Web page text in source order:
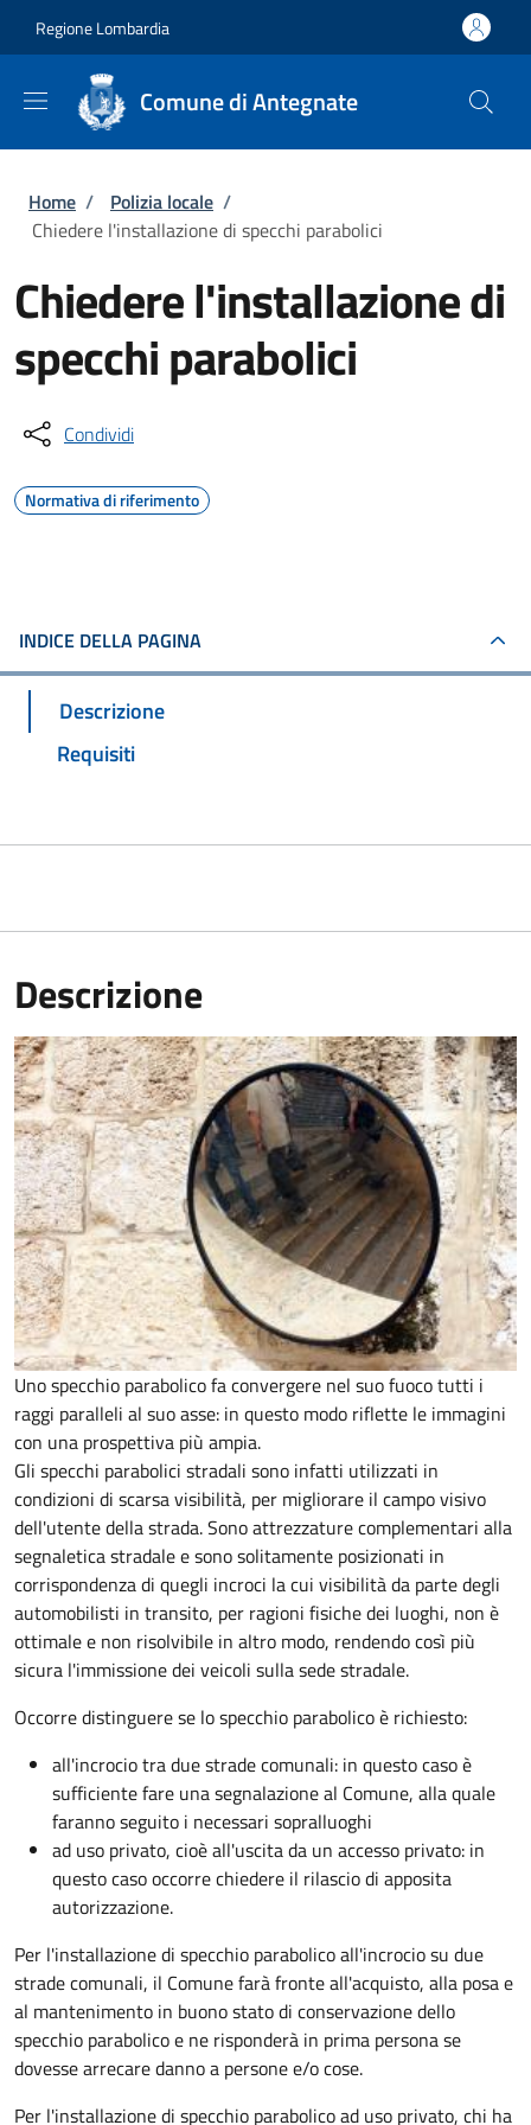
Regione Lombardia
Comune di Antegnate
Briciole di pane
Home / Polizia locale /
Chiedere l'installazione di specchi parabolici
Chiedere l'installazione di
specchi parabolici
Condividi
Normativa di riferimento
INDICE DELLA PAGINA
Descrizione
Requisiti
Descrizione
Uno specchio parabolico fa convergere nel suo fuoco tutti i
raggi paralleli al suo asse: in questo modo riflette le immagini
con una prospettiva più ampia.
Gli specchi parabolici stradali sono infatti utilizzati in
condizioni di scarsa visibilità, per migliorare il campo visivo
dell'utente della strada. Sono attrezzature complementari alla
segnaletica stradale e sono solitamente posizionati in
corrispondenza di quegli incroci la cui visibilità da parte degli
automobilisti in transito, per ragioni fisiche dei luoghi, non è
ottimale e non risolvibile in altro modo, rendendo così più
sicura l'immissione dei veicoli sulla sede stradale.
Occorre distinguere se lo specchio parabolico è richiesto:
all'incrocio tra due strade comunali: in questo caso è
sufficiente fare una segnalazione al Comune, alla quale
faranno seguito i necessari sopralluoghi
ad uso privato, cioè all'uscita da un accesso privato: in
questo casooccorre chiedere il rilascio di apposita
autorizzazione.
Per l'installazione di specchio parabolico all'incrocio su due
strade comunali, il Comune farà fronte all'acquisto, alla posa e
al mantenimento in buono stato di conservazione dello
specchio parabolico e ne risponderà in prima persona se
dovesse arrecare danno a persone e/o cose.
Per l'installazione di specchio parabolico ad uso privato, chi ha